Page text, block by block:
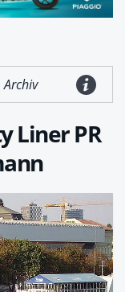
Liner PR